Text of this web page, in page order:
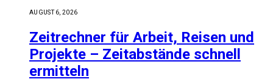
AUGUST 6, 2026
Zeitrechner für Arbeit, Reisen und
Projekte – Zeitabstände schnell
ermitteln